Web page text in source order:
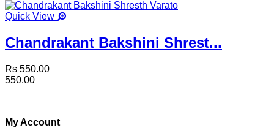
Quick View
Chandrakant Bakshini Shrest...
Rs 550.00
550.00
My Account